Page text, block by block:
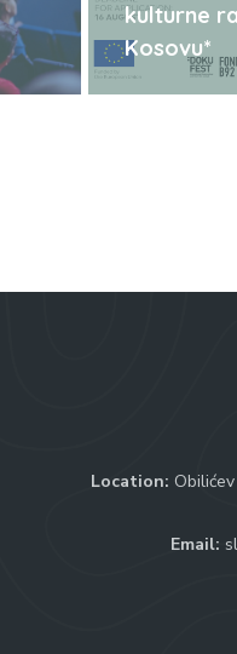
kulturne
Kosovu*
Location:
Email: